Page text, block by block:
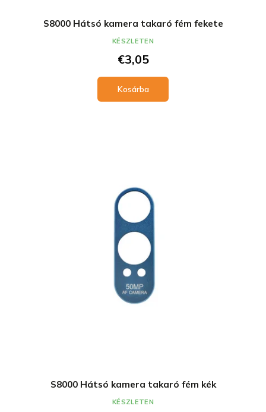
S8000 Hátsó kamera takaró fém fekete
€3,05
Kosárba
KÉSZLETEN
S8000 Hátsó kamera takaró fém kék
KÉSZLETEN